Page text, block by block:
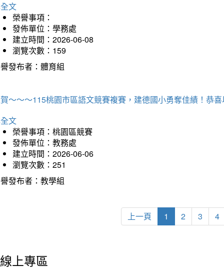
文
榮譽事項：
發佈單位：學務處
建立時間：2026-06-08
瀏覽次數：159
發布者：體育組
～～～115桃園市區語文競賽複賽，建德國小勇奪佳績！恭
文
榮譽事項：桃園區競賽
發佈單位：教務處
建立時間：2026-06-06
瀏覽次數：251
發布者：教學組
上一頁 1 2 3 4
線上專區